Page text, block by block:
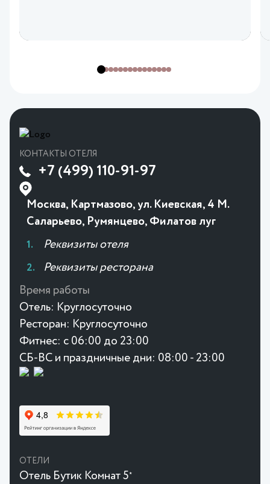
КОНТАКТЫ ОТЕЛЯ
+7 (499) 110-91-97
Москва, Картмазово, ул. Киевская, 4 М.
Саларьево, Румянцево, Филатов луг
Реквизиты отеля
Реквизиты ресторана
Время работы
Отель: Круглосуточно
Ресторан: Круглосуточно
Фитнес: с 06:00 до 23:00
СБ-ВС и праздничные дни: 08:00 - 23:00
ОТЕЛИ
Отель Бутик Комнат 5★